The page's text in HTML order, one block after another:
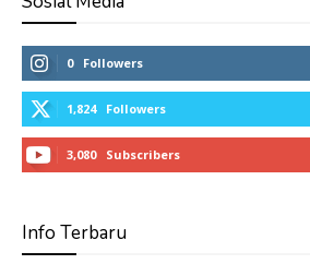
0 Followers
1,824 Followers
3,080 Subscribers
Info Terbaru